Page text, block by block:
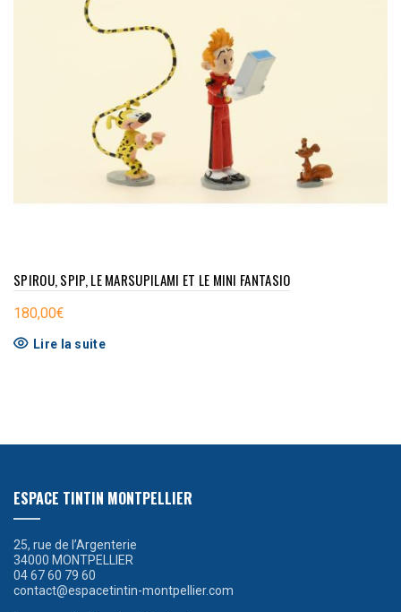
SPIROU, SPIP, LE MARSUPILAMI ET LE MINI FANTASIO
180,00€
Lire la suite
ESPACE TINTIN MONTPELLIER
25, rue de l’Argenterie
34000 MONTPELLIER
04 67 60 79 60
contact@espacetintin-montpellier.com